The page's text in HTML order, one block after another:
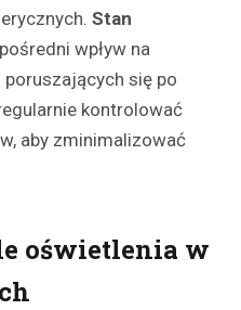
Stan
wpływ na
się po
kontrolować
aby zminimalizować
oświetlenia w